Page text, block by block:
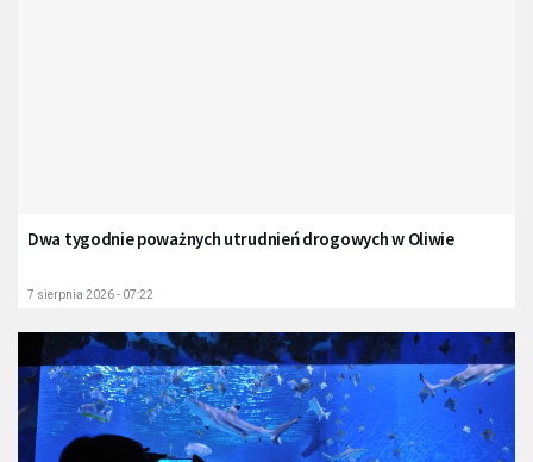
Dwa tygodnie poważnych utrudnień drogowych w Oliwie
7 sierpnia 2026 - 07:22